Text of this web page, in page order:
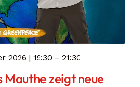
Mauthe zeigt neue
2026 | 19:30 – 21:30